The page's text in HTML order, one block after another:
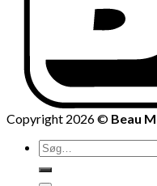
Copyright 2026 © Beau
Søg
efter: